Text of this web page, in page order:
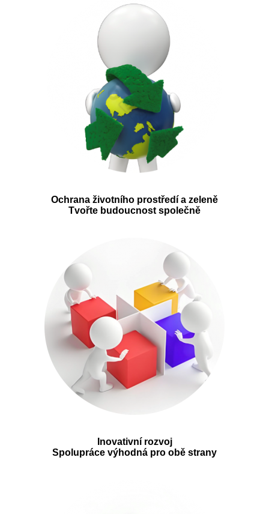
Ochrana životního prostředí a zeleně
Tvořte budoucnost společně
Inovativní rozvoj
Spolupráce výhodná pro obě strany